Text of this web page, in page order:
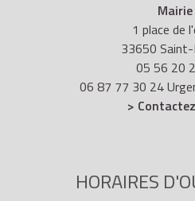
Mairie
1 place de
33650
05 56 20
06 87 77 30 24
>
HORAIRES